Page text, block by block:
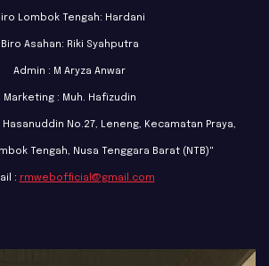
Lombok Tengah: Hardani
Biro Asahan: Riki Syahputra
Admin : M Aryza Anwar
Marketing : Muh. Hafizudin
No.27, Leneng, Kecamatan Praya,
Tengah, Nusa Tenggara Barat (NTB)"
: rmwebofficial@gmail.com